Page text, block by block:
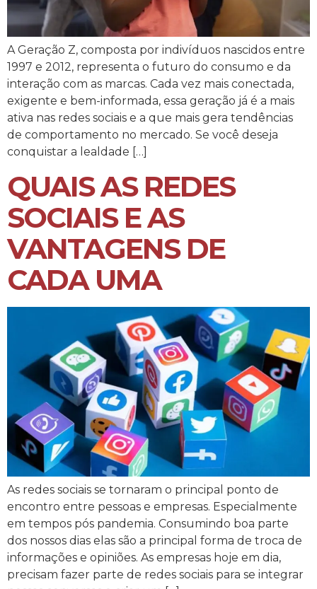
A Geração Z, composta por indivíduos nascidos entre
1997 e 2012, representa o futuro do consumo e da
interação com as marcas. Cada vez mais conectada,
exigente e bem-informada, essa geração já é a mais
ativa nas redes sociais e a que mais gera tendências
de comportamento no mercado. Se você deseja
conquistar a lealdade […]
QUAIS AS REDES
SOCIAIS E AS
VANTAGENS DE
CADA UMA
As redes sociais se tornaram o principal ponto de
encontro entre pessoas e empresas. Especialmente
em tempos pós pandemia. Consumindo boa parte
dos nossos dias elas são a principal forma de troca de
informações e opiniões. As empresas hoje em dia,
precisam fazer parte de redes sociais para se integrar